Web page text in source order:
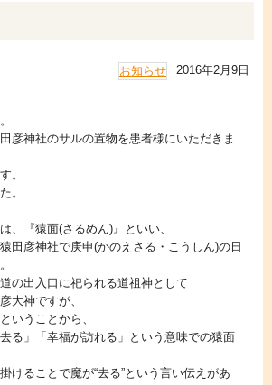
2016年2月9日
お知らせ
彦神社のサルの置物を患者様にいただきま
。
。
、『猿面(さるめん)』といい、
田彦神社で庚申(かのえさる・こうしん)の日
の出入口に祀られる道祖神として
大神ですが、
いうことから、
る」「幸福が訪れる」という意味での猿面
けることで魔が“去る”という言い伝えがあ